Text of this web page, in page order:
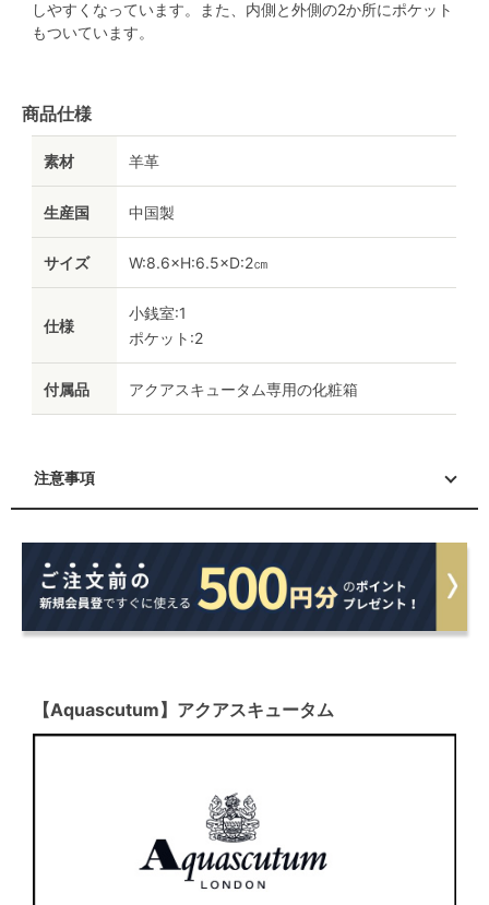
しやすくなっています。また、内側と外側の2か所にポケット
もついています。
商品仕様
素材 羊革
生産国 中国製
サイズ W:8.6×H:6.5×D:2㎝
仕様
小銭室:1
ポケット:2
付属品 アクアスキュータム専用の化粧箱
注意事項
【Aquascutum】アクアスキュータム